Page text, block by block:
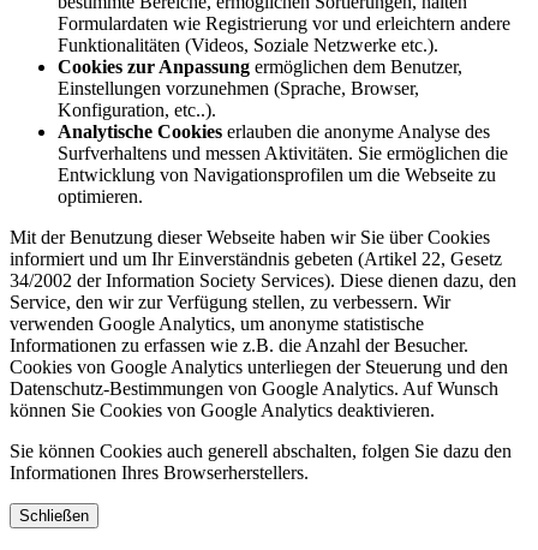
Formulardaten wie Registrierung vor und erleichtern andere
Funktionalitäten (Videos, Soziale Netzwerke etc.).
Cookies zur Anpassung ermöglichen dem Benutzer,
Einstellungen vorzunehmen (Sprache, Browser,
Konfiguration, etc..).
Analytische Cookies erlauben die anonyme Analyse des
Surfverhaltens und messen Aktivitäten. Sie ermöglichen die
Entwicklung von Navigationsprofilen um die Webseite zu
optimieren.
Mit der Benutzung dieser Webseite haben wir Sie über Cookies
informiert und um Ihr Einverständnis gebeten (Artikel 22, Gesetz
34/2002 der Information Society Services). Diese dienen dazu, den
Service, den wir zur Verfügung stellen, zu verbessern. Wir
verwenden Google Analytics, um anonyme statistische
Informationen zu erfassen wie z.B. die Anzahl der Besucher.
Cookies von Google Analytics unterliegen der Steuerung und den
Datenschutz-Bestimmungen von Google Analytics. Auf Wunsch
können Sie Cookies von Google Analytics deaktivieren.
Sie können Cookies auch generell abschalten, folgen Sie dazu den
Informationen Ihres Browserherstellers.
Schließen